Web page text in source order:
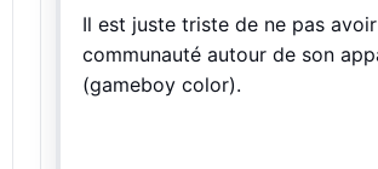
Il est juste triste de ne pas
communauté autour de son
(gameboy color).